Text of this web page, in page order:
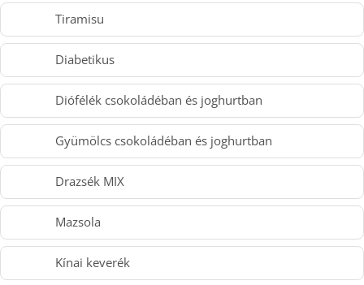
Tiramisu
Diabetikus
Diófélék csokoládéban és joghurtban
Gyümölcs csokoládéban és joghurtban
Drazsék MIX
Mazsola
Kínai keverék